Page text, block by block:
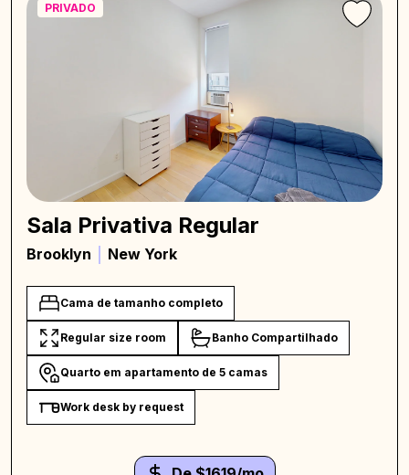
PRIVADO
Sala Privativa Regular
Brooklyn New York
Cama de tamanho completo
Regular size room Banho Compartilhado
Quarto em apartamento de 5 camas
Work desk by request